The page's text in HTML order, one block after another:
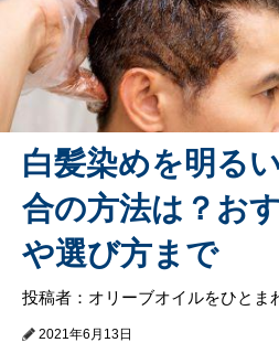
白髪染めを明る
合の方法は？お
や選び方まで
投稿者：オリーブオイルをひとま
2021年6月13日